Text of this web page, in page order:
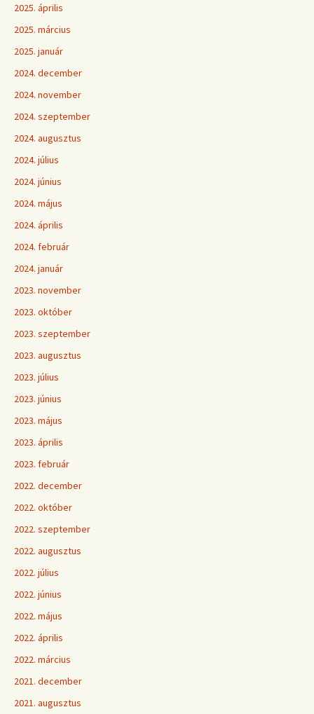
2025. április
2025. március
2025. január
2024. december
2024. november
2024. szeptember
2024. augusztus
2024. július
2024. június
2024. május
2024. április
2024. február
2024. január
2023. november
2023. október
2023. szeptember
2023. augusztus
2023. július
2023. június
2023. május
2023. április
2023. február
2022. december
2022. október
2022. szeptember
2022. augusztus
2022. július
2022. június
2022. május
2022. április
2022. március
2021. december
2021. augusztus